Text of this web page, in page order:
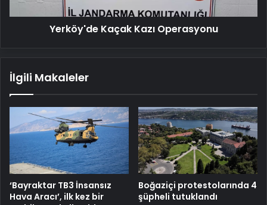
Yerköy'de Kaçak Kazı Operasyonu
İlgili Makaleler
‘Bayraktar TB3 İnsansız
Hava Aracı’, ilk kez bir
Boğaziçi protestolarında 4
şüpheli tutuklandı